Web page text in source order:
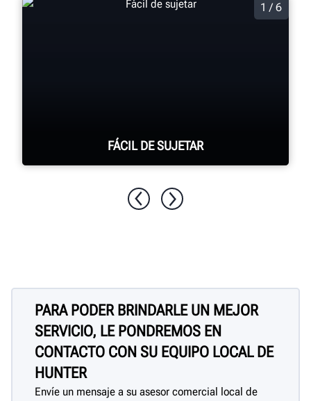
1 / 6
FÁCIL DE SUJETAR
PARA PODER BRINDARLE UN MEJOR
SERVICIO, LE PONDREMOS EN
CONTACTO CON SU EQUIPO LOCAL DE
HUNTER
Envíe un mensaje a su asesor comercial local de